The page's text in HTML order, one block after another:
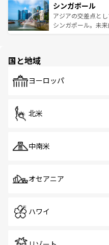
参照してほしい。
激する。気候は一
が待っている。親
た文化、そして多
み、どこを訪れて
ており、効率よく
うな絶景から文化
シンガポール
アジアの交差点と
シンガポール。未
で、ホーカーズは
国と地域
ヨーロッパ
北米
中南米
オセアニア
ハワイ